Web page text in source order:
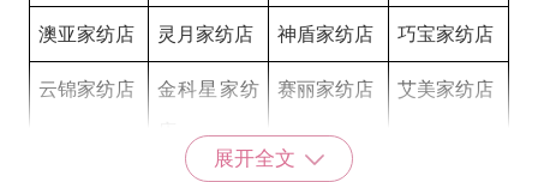
澳亚家纺店 灵月家纺店 神盾家纺店 巧宝家纺店
云锦家纺店 金科星家纺 赛丽家纺店 艾美家纺店
展开全文